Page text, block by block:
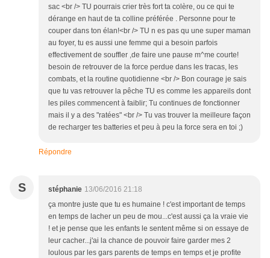
sac <br /> TU pourrais crier très fort ta colère, ou ce qui te
dérange en haut de ta colline préférée . Personne pour te
couper dans ton élan!<br /> TU n es pas qu une super maman
au foyer, tu es aussi une femme qui a besoin parfois
effectivement de souffler ,de faire une pause m^me courte!
besoin de retrouver de la force perdue dans les tracas, les
combats, et la routine quotidienne <br /> Bon courage je sais
que tu vas retrouver la pêche TU es comme les appareils dont
les piles commencent à faiblir; Tu continues de fonctionner
mais il y a des "ratées" <br /> Tu vas trouver la meilleure façon
de recharger tes batteries et peu à peu la force sera en toi ;)
Répondre
S stéphanie 13/06/2016 21:18
ça montre juste que tu es humaine ! c'est important de temps
en temps de lacher un peu de mou...c'est aussi ça la vraie vie
! et je pense que les enfants le sentent même si on essaye de
leur cacher...j'ai la chance de pouvoir faire garder mes 2
loulous par les gars parents de temps en temps et je profite